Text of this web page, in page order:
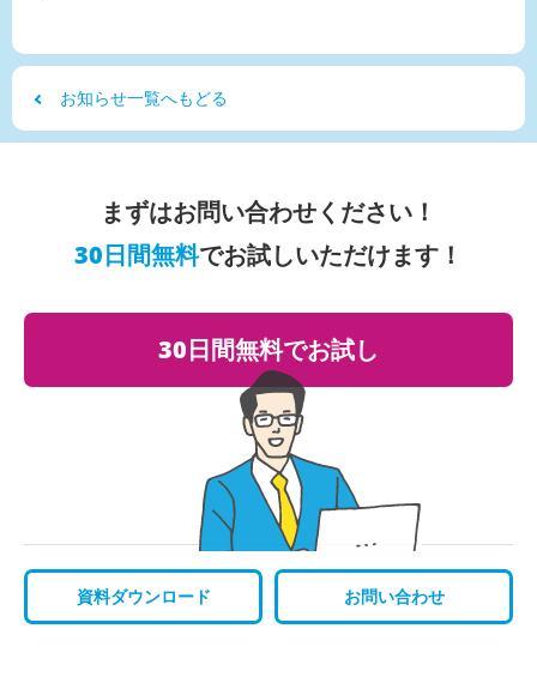
お知らせ一覧へもどる
まずはお問い合わせください！
30日間無料でお試しいただけます！
30日間無料でお試し
資料ダウンロード お問い合わせ